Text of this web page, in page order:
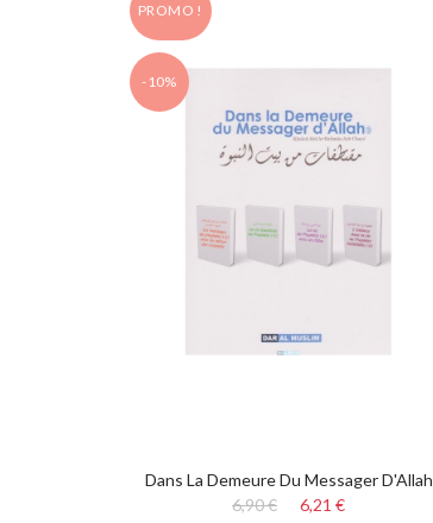
PROMO !
-10%
Dans La Demeure Du Messager D'Allah
6,90 €
6,21 €